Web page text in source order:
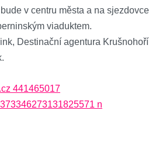
v centru města a na sjezdovce
viaduktem.
Destinační agentura Krušnohoří